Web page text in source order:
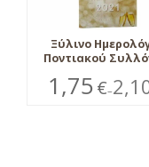
Ξύλινο
Ποντιακού
1,75 €–